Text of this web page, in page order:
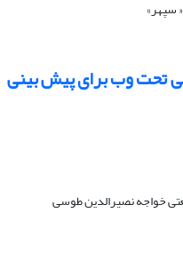
تحت وب برای پیش بینی
خواجه نصیرالدین طوسی